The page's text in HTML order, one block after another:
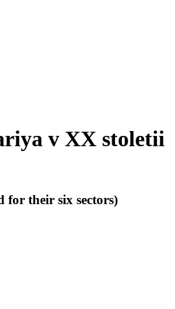
v XX stoletii
for their six sectors)